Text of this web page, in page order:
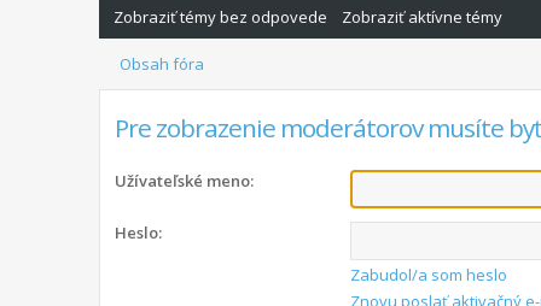
Zobraziť témy bez odpovede Zobraziť aktívne témy
Obsah fóra
Pre zobrazenie moderátorov musíte
Užívateľské meno:
Heslo:
Zabudol/a som heslo
Znovu poslať aktivačný